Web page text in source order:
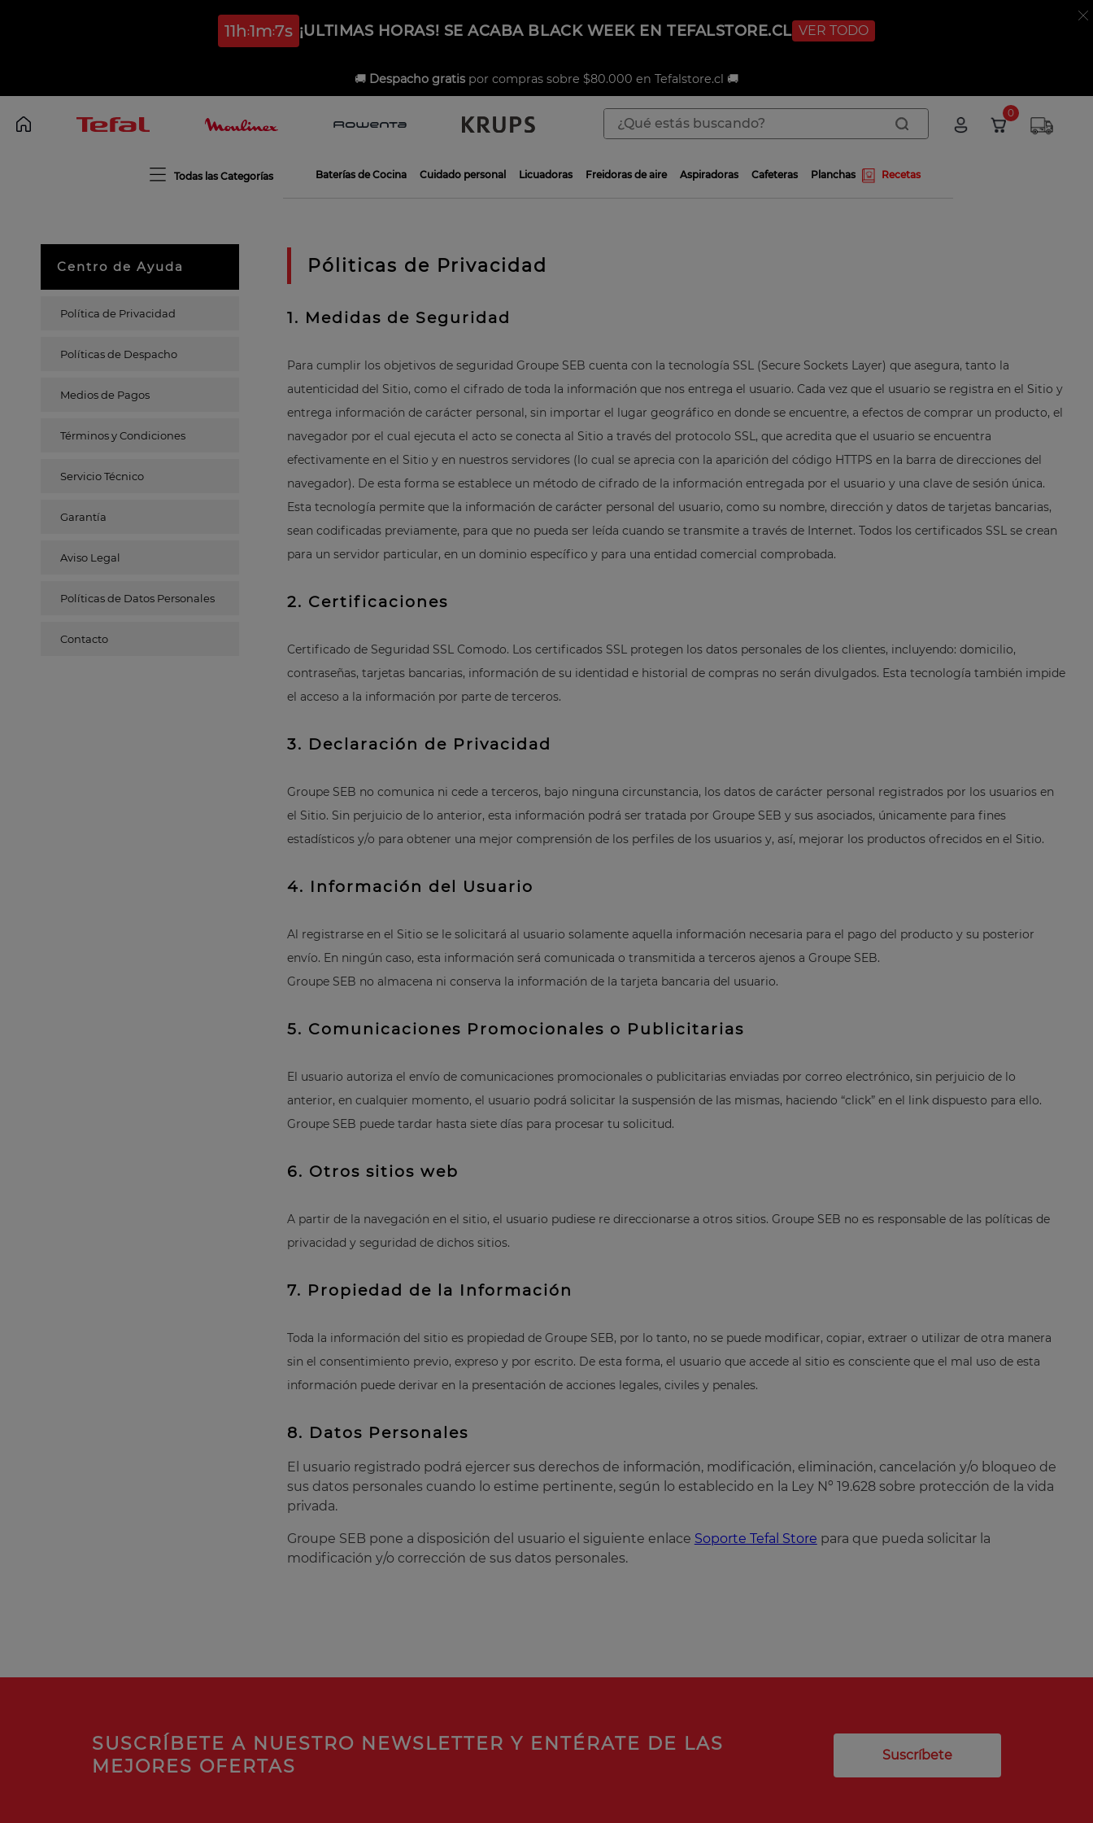
11h 1m6s ¡ULTIMAS HORAS! SE ACABA BLACK WEEK EN TEFALSTORE.CL VER TODO
🚚 Despacho gratis por compras sobre $80.000 en Tefalstore.cl 🚚
¿Qué estás buscando? 0
Baterías de Cocina Cuidado personal Licuadoras Freidoras de aire Aspiradoras Cafeteras Planchas Recetas
Centro de Ayuda
Política de Privacidad
Políticas de Despacho
Medios de Pagos
Términos y Condiciones
Servicio Técnico
Garantía
Aviso Legal
Políticas de Datos Personales
Contacto
Póliticas de Privacidad
1. Medidas de Seguridad
Para cumplir los objetivos de seguridad Groupe SEB cuenta con la tecnología SSL (Secure Sockets Layer) que asegura, tanto la
autenticidad del Sitio, como el cifrado de toda la información que nos entrega el usuario. Cada vez que el usuario se registra en el Sitio y
entrega información de carácter personal, sin importar el lugar geográfico en donde se encuentre, a efectos de comprar un producto, el
navegador por el cual ejecuta el acto se conecta al Sitio a través del protocolo SSL, que acredita que el usuario se encuentra
efectivamente en el Sitio y en nuestros servidores (lo cual se aprecia con la aparición del código HTTPS en la barra de direcciones del
navegador). De esta forma se establece un método de cifrado de la información entregada por el usuario y una clave de sesión única.
Esta tecnología permite que la información de carácter personal del usuario, como su nombre, dirección y datos de tarjetas bancarias,
sean codificadas previamente, para que no pueda ser leída cuando se transmite a través de Internet. Todos los certificados SSL se crean
para un servidor particular, en un dominio específico y para una entidad comercial comprobada.
2. Certificaciones
Certificado de Seguridad SSL Comodo. Los certificados SSL protegen los datos personales de los clientes, incluyendo: domicilio,
contraseñas, tarjetas bancarias, información de su identidad e historial de compras no serán divulgados. Esta tecnología también impide
el acceso a la información por parte de terceros.
3. Declaración de Privacidad
Groupe SEB no comunica ni cede a terceros, bajo ninguna circunstancia, los datos de carácter personal registrados por los usuarios en
el Sitio. Sin perjuicio de lo anterior, esta información podrá ser tratada por Groupe SEB y sus asociados, únicamente para fines
estadísticos y/o para obtener una mejor comprensión de los perfiles de los usuarios y, así, mejorar los productos ofrecidos en el Sitio.
4. Información del Usuario
Al registrarse en el Sitio se le solicitará al usuario solamente aquella información necesaria para el pago del producto y su posterior
envío. En ningún caso, esta información será comunicada o transmitida a terceros ajenos a Groupe SEB.
Groupe SEB no almacena ni conserva la información de la tarjeta bancaria del usuario.
5. Comunicaciones Promocionales o Publicitarias
El usuario autoriza el envío de comunicaciones promocionales o publicitarias enviadas por correo electrónico, sin perjuicio de lo
anterior, en cualquier momento, el usuario podrá solicitar la suspensión de las mismas, haciendo “click” en el link dispuesto para ello.
Groupe SEB puede tardar hasta siete días para procesar tu solicitud.
6. Otros sitios web
A partir de la navegación en el sitio, el usuario pudiese re direccionarse a otros sitios. Groupe SEB no es responsable de las políticas de
privacidad y seguridad de dichos sitios.
7. Propiedad de la Información
Toda la información del sitio es propiedad de Groupe SEB, por lo tanto, no se puede modificar, copiar, extraer o utilizar de otra manera
sin el consentimiento previo, expreso y por escrito. De esta forma, el usuario que accede al sitio es consciente que el mal uso de esta
información puede derivar en la presentación de acciones legales, civiles y penales.
8. Datos Personales
El usuario registrado podrá ejercer sus derechos de información, modificación, eliminación, cancelación y/o bloqueo de
sus datos personales cuando lo estime pertinente, según lo establecido en la Ley Nº 19.628 sobre protección de la vida
privada.
Groupe SEB pone a disposición del usuario el siguiente enlace Soporte Tefal Store para que pueda solicitar la
modificación y/o corrección de sus datos personales.
SUSCRÍBETE A NUESTRO NEWSLETTER Y ENTÉRATE DE LAS
MEJORES OFERTAS
Suscríbete
1.
aspiradoras
.
sartenes
6.
olla presión
9.
sarten ceramica
10. excellence